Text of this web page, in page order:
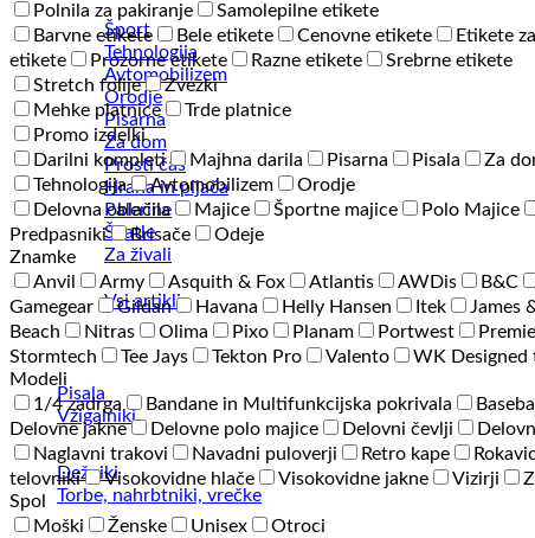
Šport
Tehnologija
Avtomobilizem
Orodje
Pisarna
Za dom
Prosti čas
Hrana in pijača
Palerine
Škatle
Za živali
Vsi artikli
Pisala
Vžigalniki
Dežniki
Torbe, nahrbtniki, vrečke
Polnila za pakiranje
Samolepilne etikete
Barvne etikete
Bele etikete Cenovne etikete Etikete
etikete
Prozorne etikete Razne etikete
Srebrne etikete
Stretch folije
Zvezki
Mehke platnice
Trde platnice
Promo izdelki
Darilni kompleti
Majhna darila Pisarna Pisala Za
Tehnologija
Avtomobilizem
Orodje
Delovna oblačila
Majice Športne majice Polo Majice
Predpasniki
Brisače
Odeje
Znamke
Anvil
Army Asquith & Fox Atlantis AWDis B&C
Gamegear
Gildan Havana Helly Hansen Itek James
Beach
Nitras Olima Pixo Planam Portwest
Stormtech
Tee Jays Tekton Pro Valento WK Designed
Modeli
1/4 zadrga
Bandane in Multifunkcijska pokrivala
Delovne jakne
Delovne polo majice Delovni čevlji
Naglavni trakovi
Navadni puloverji Retro kape
telovniki
Visokovidne hlače Visokovidne jakne Vizirji
Spol
Moški
Ženske Unisex
Otroci